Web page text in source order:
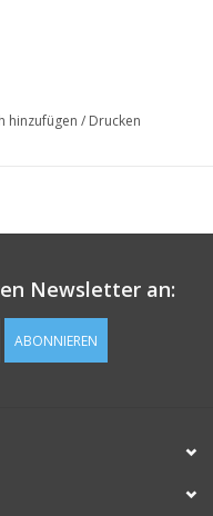
hinzufügen / Drucken
Newsletter an:
ABONNIEREN